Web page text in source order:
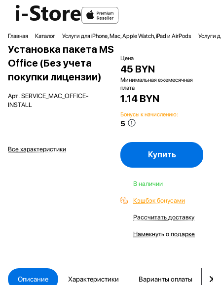
Главная Каталог Услуги для iPhone, Mac, Apple Watch, iPad и AirPods Услуги
Установка пакета MS
Office (Без учета
покупки лицензии)
Арт. SERVICE_MAC_OFFICE-
INSTALL
Все характеристики
Цена
45 BYN
Минимальная ежемесячная
плата
1.14 BYN
Бонусы к начислению:
5
Купить
В наличии
Кэшбэк бонусами
Рассчитать доставку
Намекнуть о подарке
Описание Характеристики Варианты оплаты